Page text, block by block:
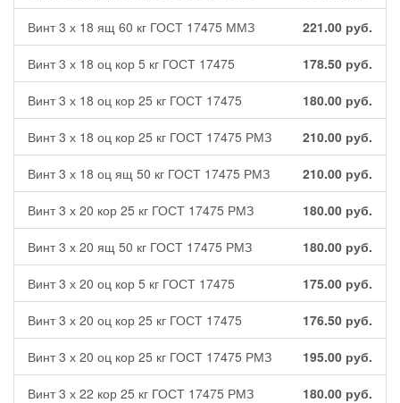
Винт 3 х 18 ящ 60 кг ГОСТ 17475 ММЗ 221.00 руб.
Винт 3 х 18 оц кор 5 кг ГОСТ 17475 178.50 руб.
Винт 3 х 18 оц кор 25 кг ГОСТ 17475 180.00 руб.
Винт 3 х 18 оц кор 25 кг ГОСТ 17475 РМЗ 210.00 руб.
Винт 3 х 18 оц ящ 50 кг ГОСТ 17475 РМЗ 210.00 руб.
Винт 3 х 20 кор 25 кг ГОСТ 17475 РМЗ 180.00 руб.
Винт 3 х 20 ящ 50 кг ГОСТ 17475 РМЗ 180.00 руб.
Винт 3 х 20 оц кор 5 кг ГОСТ 17475 175.00 руб.
Винт 3 х 20 оц кор 25 кг ГОСТ 17475 176.50 руб.
Винт 3 х 20 оц кор 25 кг ГОСТ 17475 РМЗ 195.00 руб.
Винт 3 х 22 кор 25 кг ГОСТ 17475 РМЗ 180.00 руб.